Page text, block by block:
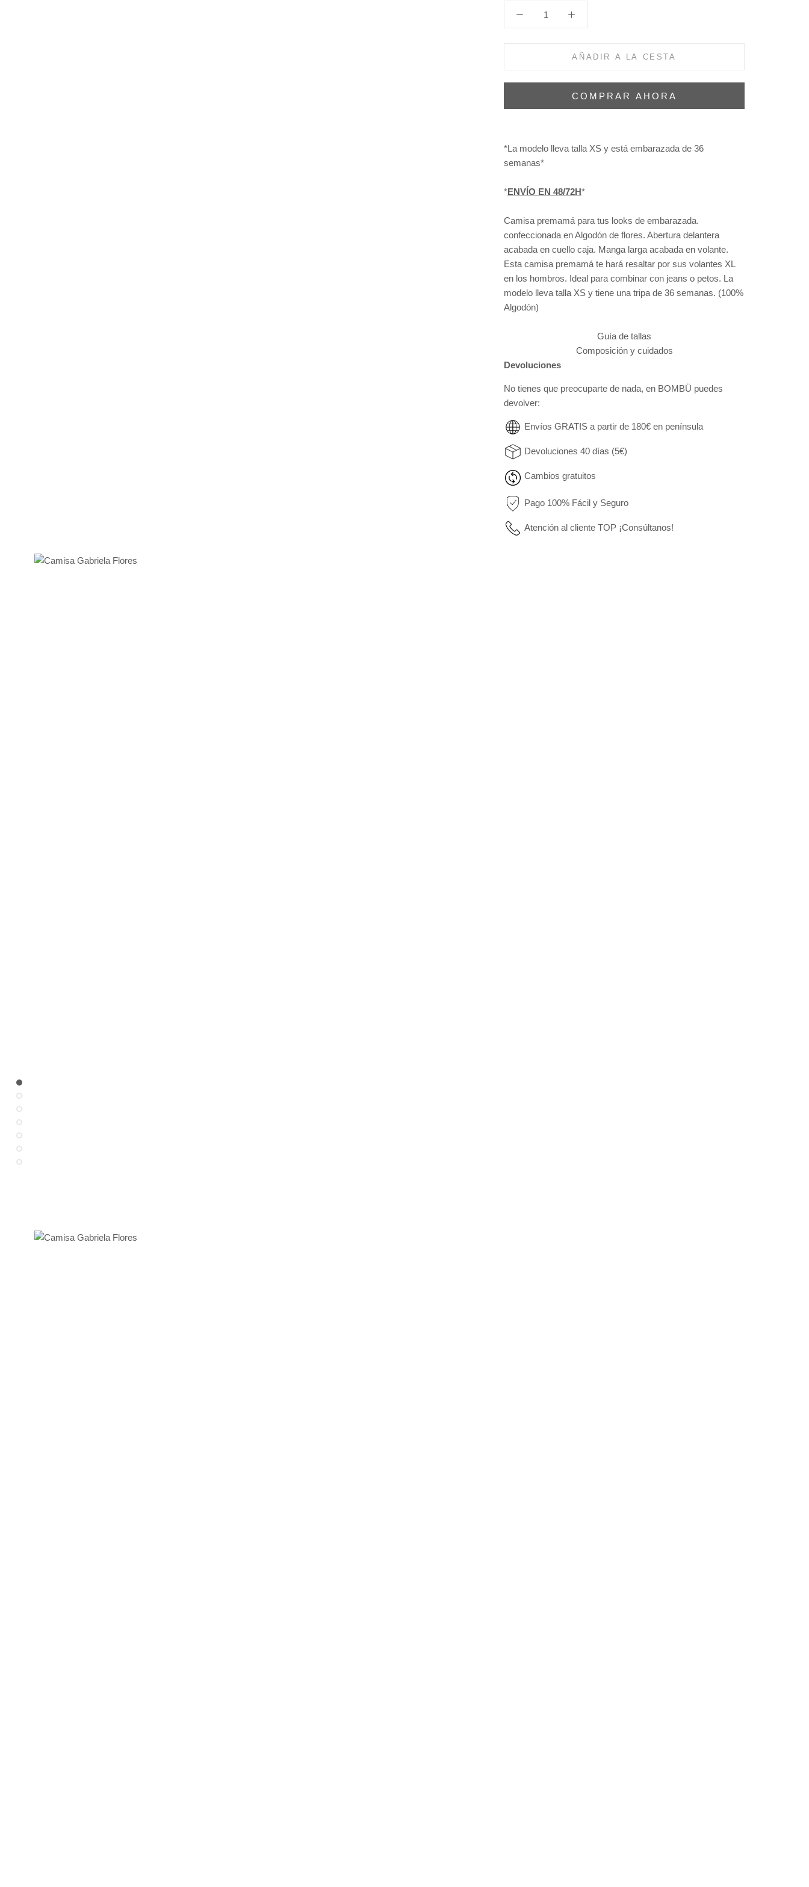
AÑADIR A LA CESTA
COMPRAR AHORA
*La modelo lleva talla XS y está embarazada de 36
semanas*
*ENVÍO EN 48/72H*
Camisa premamá para tus looks de embarazada.
confeccionada en Algodón de flores. Abertura delantera
acabada en cuello caja. Manga larga acabada en volante.
Esta camisa premamá te hará resaltar por sus volantes XL
en los hombros. Ideal para combinar con jeans o petos. La
modelo lleva talla XS y tiene una tripa de 36 semanas. (100%
Algodón)
Guía de tallas
Composición y cuidados
Devoluciones
No tienes que preocuparte de nada, en BOMBÜ puedes
devolver:
Envíos GRATIS a partir de 180€ en península
Devoluciones 40 días (5€)
Cambios gratuitos
Pago 100% Fácil y Seguro
Atención al cliente TOP ¡Consúltanos!